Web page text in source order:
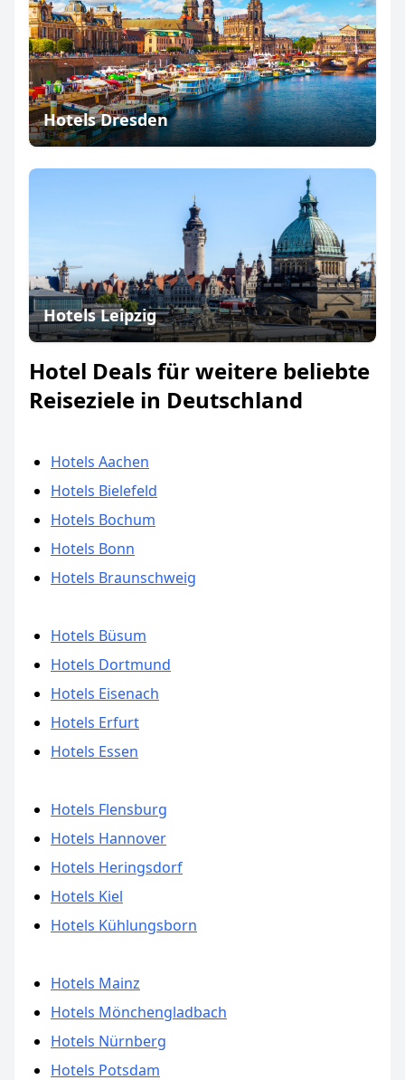
Hotels Dresden
Hotels Leipzig
Hotel Deals für weitere beliebte
Reiseziele in Deutschland
Hotels Aachen
Hotels Bielefeld
Hotels Bochum
Hotels Bonn
Hotels Braunschweig
Hotels Büsum
Hotels Dortmund
Hotels Eisenach
Hotels Erfurt
Hotels Essen
Hotels Flensburg
Hotels Hannover
Hotels Heringsdorf
Hotels Kiel
Hotels Kühlungsborn
Hotels Mainz
Hotels Mönchengladbach
Hotels Nürnberg
Hotels Potsdam